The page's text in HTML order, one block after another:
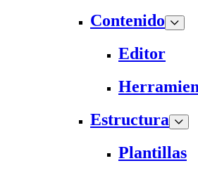
Contenido
Editor
Estructura
Plantillas